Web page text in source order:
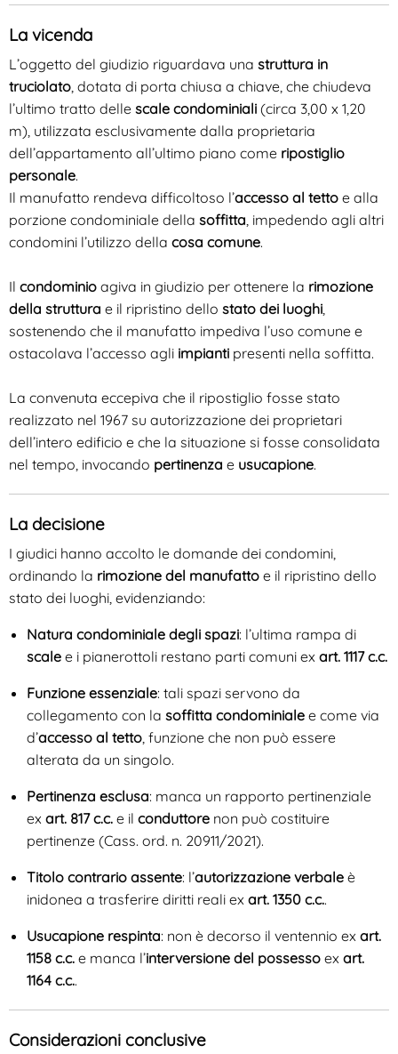
La vicenda
L’oggetto del giudizio riguardava una struttura in
truciolato, dotata di porta chiusa a chiave, che chiudeva
l’ultimo tratto delle scale condominiali (circa 3,00 x 1,20
m), utilizzata esclusivamente dalla proprietaria
dell’appartamento all’ultimo piano come ripostiglio
personale.
Il manufatto rendeva difficoltoso l’accesso al tetto e alla
porzione condominiale della soffitta, impedendo agli altri
condomini l’utilizzo della cosa comune.
Il condominio agiva in giudizio per ottenere la rimozione
della struttura e il ripristino dello stato dei luoghi,
sostenendo che il manufatto impediva l’uso comune e
ostacolava l’accesso agli impianti presenti nella soffitta.
La convenuta eccepiva che il ripostiglio fosse stato
realizzato nel 1967 su autorizzazione dei proprietari
dell’intero edificio e che la situazione si fosse consolidata
nel tempo, invocando pertinenza e usucapione.
La decisione
I giudici hanno accolto le domande dei condomini,
ordinando la rimozione del manufatto e il ripristino dello
stato dei luoghi, evidenziando:
Natura condominiale degli spazi: l’ultima rampa di
scale e i pianerottoli restano parti comuni ex art. 1117 c.c.
Funzione essenziale: tali spazi servono da
collegamento con la soffitta condominiale e come via
d’accesso al tetto, funzione che non può essere
alterata da un singolo.
Pertinenza esclusa: manca un rapporto pertinenziale
ex art. 817 c.c. e il conduttore non può costituire
pertinenze (Cass. ord. n. 20911/2021).
Titolo contrario assente: l’autorizzazione verbale è
inidonea a trasferire diritti reali ex art. 1350 c.c..
Usucapione respinta: non è decorso il ventennio ex art.
1158 c.c. e manca l’interversione del possesso ex art.
1164 c.c..
Considerazioni conclusive